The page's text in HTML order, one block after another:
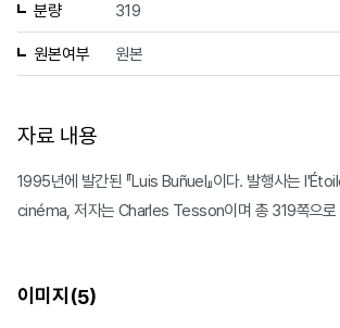
분량 319
원본여부 원본
자료 내용
1995년에 발간된 『Luis Buñuel』이다. 발행사는
cinéma, 저자는 Charles Tesson이며 총 319쪽으로
이미지(5)